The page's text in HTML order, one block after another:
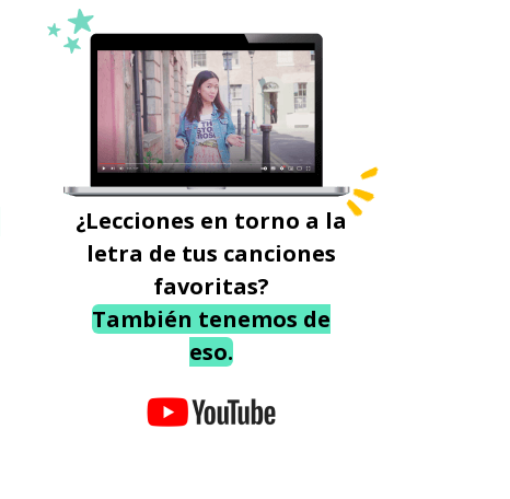
¿Lecciones en torno a la
letra de tus canciones
favoritas?
También tenemos de
eso.